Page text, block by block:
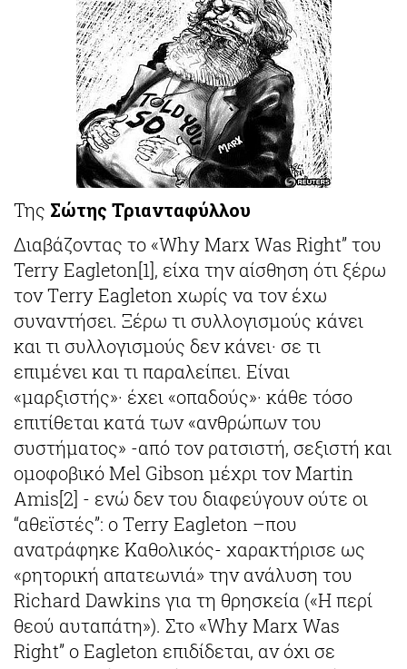
Της Σώτης Τριανταφύλλου
Διαβάζοντας το «Why Marx Was Right” του
Terry Eagleton[1], είχα την αίσθηση ότι ξέρω
τον Τerry Eagleton χωρίς να τον έχω
συναντήσει. Ξέρω τι συλλογισμούς κάνει
και τι συλλογισμούς δεν κάνει· σε τι
επιμένει και τι παραλείπει. Είναι
«μαρξιστής»· έχει «οπαδούς»· κάθε τόσο
επιτίθεται κατά των «ανθρώπων του
συστήματος» -από τον ρατσιστή, σεξιστή και
ομοφοβικό Mel Gibson μέχρι τον Μartin
Amis[2] - ενώ δεν του διαφεύγουν ούτε οι
“αθεϊστές”: ο Τerry Eagleton –που
ανατράφηκε Καθολικός- χαρακτήρισε ως
«ρητορική απατεωνιά» την ανάλυση του
Richard Dawkins για τη θρησκεία («Η περί
θεού αυταπάτη»). Στο «Why Marx Was
Right” ο Eagleton επιδίδεται, αν όχι σε